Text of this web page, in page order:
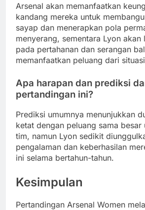
Arsenal akan memanfaatkan
kandang mereka untuk
sayap dan menerapkan pola
menyerang, sementara Lyon akan
pada pertahanan dan serangan
memanfaatkan peluang dari
Apa harapan dan prediksi
pertandingan ini?
Prediksi umumnya menunjukkan
ketat dengan peluang sama besar
tim, namun Lyon sedikit
pengalaman dan keberhasilan
ini selama bertahun-tahun.
Kesimpulan
Pertandingan Arsenal Women